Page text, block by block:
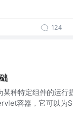
124
种特定组件的运行
容器，它可以为